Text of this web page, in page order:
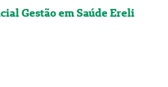
Gestão em Saúde Ereli